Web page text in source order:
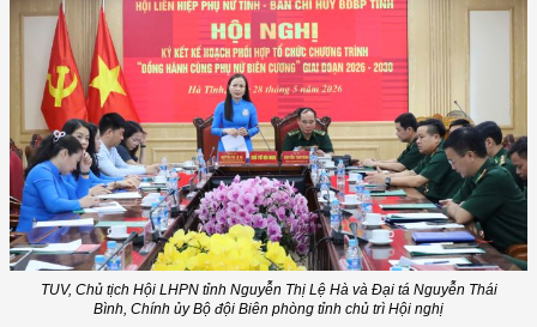
TUV, Chủ tịch Hội LHPN tỉnh Nguyễn Thị Lệ Hà và Đại tá Nguyễn Thái
Bình, Chính ủy Bộ đội Biên phòng tỉnh chủ trì Hội nghị